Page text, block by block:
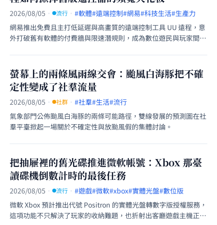
2026/08/05 · 流行 · #軟體#遠端控制#網易#科技生活#生產力
網易推出免費且主打低延遲與高畫質的遠端控制工具 UU 遠程，意
外打破舊有軟體的付費牆與限速潛規則，成為數位遊民與玩家間的
螢幕上的兩條風雨線交會：颱風白海豚把不確
定性變成了社羣流量
2026/08/05 · 社群 · #社羣#生活#流行
氣象部門公佈颱風白海豚的兩條可能路徑，雙線發展的預測圖在社
羣平臺掀起一場關於不確定性與放颱風假的集體討論。
把抽屜裡的舊光碟推進微軟帳號：Xbox 那臺
讀碟機倒數計時的最後任務
2026/08/05 · 流行 · #遊戲#微軟#xbox#實體光盤#數位版
微軟 Xbox 預計推出代號 Positron 的實體光盤轉數字版授權服務，
這項功能不只解決了玩家的收納難題，也折射出客廳遊戲主機正在